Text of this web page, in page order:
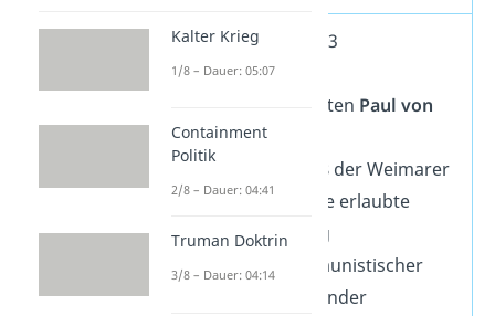
28. Februar 1933
Erlassen vom
Reichspräsidenten Paul von
Hindenburg
Nach
Artikel 48der Weimarer
Verfassung eine erlaubte
Notverordnung
„Abwehr kommunistischer
staatsgefährdender
Kalter Krieg
1/8 – Dauer: 05:07
Containment
Politik
2/8 – Dauer: 04:41
Truman Doktrin
3/8 – Dauer: 04:14